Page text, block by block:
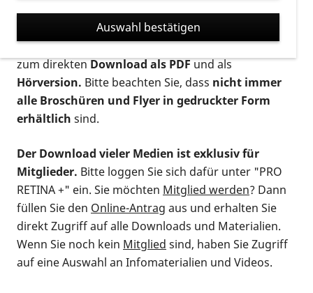
suchen. Die meisten Flyer und Broschüren werden in
verschiedenen Formaten angeboten: zur
postalischen Bestellung als gedruckte Variante
zum direktenDownload als PDFund als
Hörversion. Bitte beachten Sie, dass nicht immer
alle Broschüren und Flyer in gedruckter Form
erhältlich sind.
Der Download vieler Medien ist exklusiv für
Mitglieder. Bitte loggen Sie sich dafür unter "PRO
RETINA +" ein. Sie möchten Mitglied werden? Dann
füllen Sie den Online-Antrag aus und erhalten Sie
direkt Zugriff auf alle Downloads und Materialien.
Wenn Sie noch kein Mitglied sind, haben Sie Zugriff
auf eine Auswahl an Infomaterialien und Videos.
Auswahl bestätigen